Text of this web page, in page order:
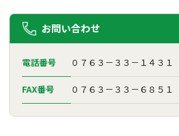
お問い合わせ
電話番号 ０７６３－３３－１４３１
FAX番号 ０７６３－３３－６８５１